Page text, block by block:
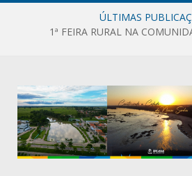
ÚLTIMAS
1ª FEIRA RURAL NA